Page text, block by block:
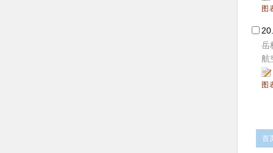
图
岳
航
图
首